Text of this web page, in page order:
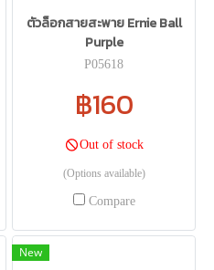
ตัวล็อกสายสะพาย Ernie Ball
Purple
P05618
฿160
Out of stock
(Options available)
Compare
New